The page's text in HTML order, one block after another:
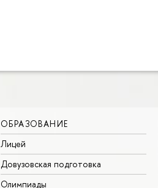
ОБРАЗОВАНИЕ
Лицей
Довузовская подготовка
Олимпиады